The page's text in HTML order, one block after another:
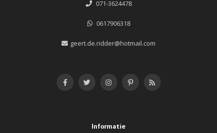
071-3624478
0617906318
geert.de.ridder@hotmail.com
Informatie